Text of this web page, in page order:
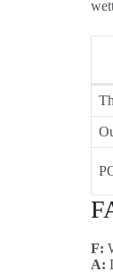
F:
A: